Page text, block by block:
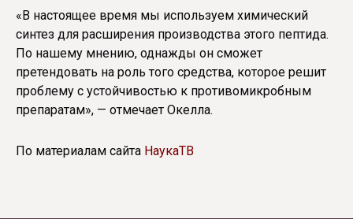
«В настоящее время мы используем химический
синтез для расширения производства этого пептида.
По нашему мнению, однажды он сможет
претендовать на роль того средства, которое решит
проблему с устойчивостью к противомикробным
препаратам», — отмечает Окелла.
По материалам сайта НаукаТВ